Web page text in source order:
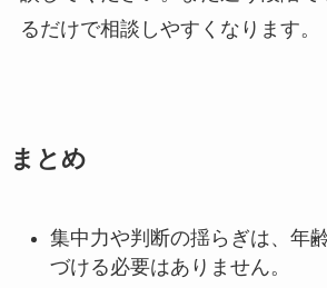
るだけで相談しやすくなります。
まとめ
集中力や判断の揺らぎは、年
づける必要はありません。